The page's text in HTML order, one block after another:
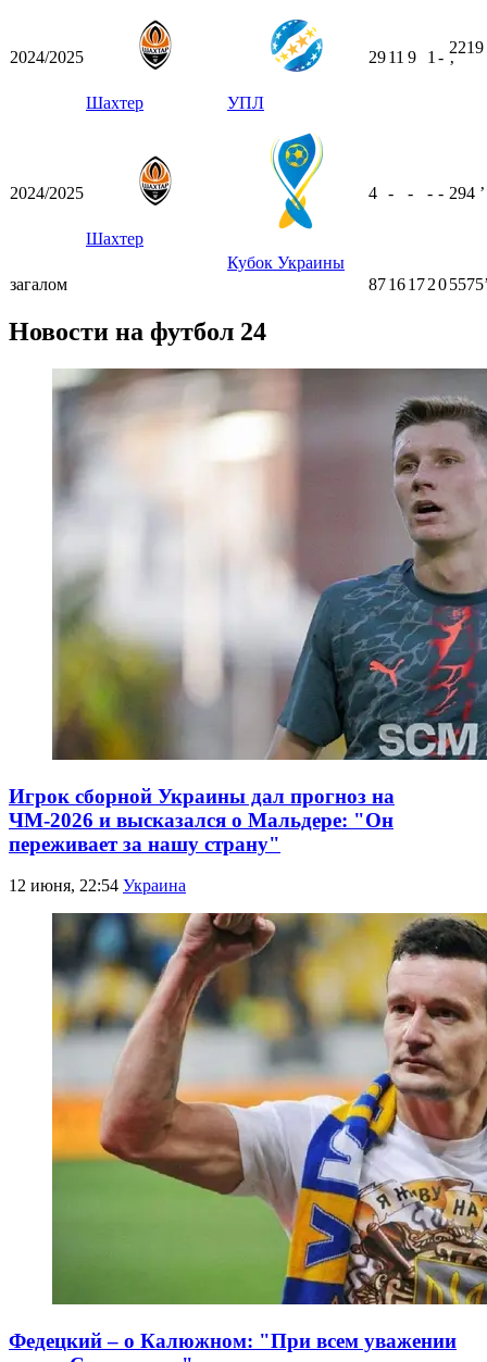
2024/2025
Шахтер УПЛ
2911 9 1 -
2219
ʼ
2024/2025
Шахтер
Кубок Украины
4 - - - - 294 ʼ
загалом 87161720
Новости на футбол 24
Игрок сборной Украины дал прогноз на
ЧМ-2026 и высказался о Мальдере: "Он
переживает за нашу страну"
12 июня, 22:54 Украина
Федецкий – о Калюжном: "При всем уважении